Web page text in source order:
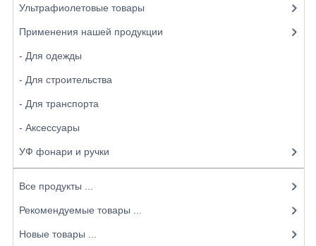
Ультрафиолетовые товары
Применения нашей продукции
- Для одежды
- Для строительства
- Для транспорта
- Аксессуары
УФ фонари и ручки
Все продукты ...
Рекомендуемые товары ...
Новые товары ...